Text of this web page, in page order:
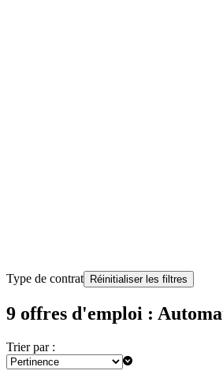
Type de contrat Réinitialiser les filtres
9 offres d'emploi :
Trier par :